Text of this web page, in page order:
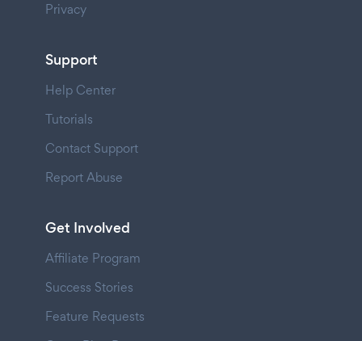
Privacy
Support
Help Center
Tutorials
Contact Support
Report Abuse
Get Involved
Affiliate Program
Success Stories
Feature Requests